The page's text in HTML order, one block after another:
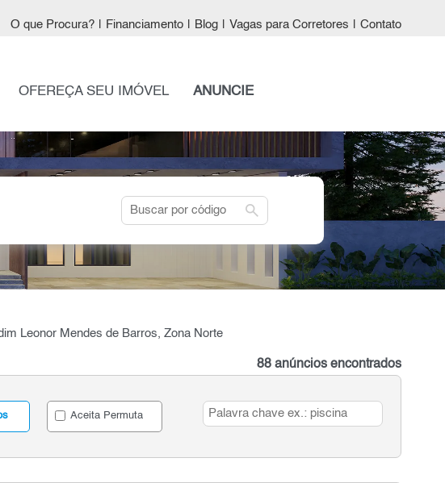
O que Procura? Financiamento Blog Vagas para Corretores Contato
OFEREÇA SEU IMÓVEL ANUNCIE
search
Leonor Mendes de Barros, Zona Norte
88 anúncios encontrados
Aceita Permuta